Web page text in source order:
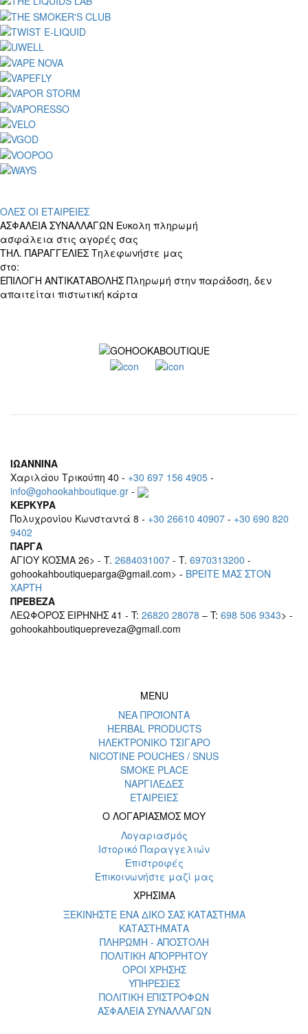
ΟΛΕΣ ΟΙ ΕΤΑΙΡΕΙΕΣ
ΑΣΦΑΛΕΙΑ ΣΥΝΑΛΛΑΓΩΝ Ευκολη πληρωμή
ασφάλεια στις αγορές σας
ΤΗΛ. ΠΑΡΑΓΓΕΛΙΕΣ Τηλεφωνήστε μας
στο:
ΕΠΙΛΟΓΗ ΑΝΤΙΚΑΤΑΒΟΛΗΣ Πληρωμή στην παράδοση, δεν
απαιτείται πιστωτική κάρτα
ΙΩΑΝΝΙΝΑ
Χαριλάου Τρικούπη 40 - +30 697 156 4905 -
info@gohookahboutique.gr -
ΚΕΡΚΥΡΑ
Πολυχρονίου Κωνσταντά 8 - +30 26610 40907 - +30 690 820
9402
ΠΑΡΓΑ
ΑΓΙΟΥ ΚΟΣΜΑ 26> - T. 2684031007 - T. 6970313200 -
gohookahboutiqueparga@gmail.com> - BΡEITE MAΣ ΣΤΟΝ
ΧΑΡΤΗ
ΠΡΕΒΕΖΑ
ΛΕΩΦΟΡΟΣ ΕΙΡΗΝΗΣ 41 - T: 26820 28078 – T: 698 506 9343> -
gohookahboutiquepreveza@gmail.com
MENU
ΝΕΑ ΠΡΟΪΟΝΤΑ
HERBAL PRODUCTS
ΗΛΕΚΤΡΟΝΙΚΟ ΤΣΙΓΑΡΟ
NICOTINE POUCHES / SNUS
SMOKE PLACE
ΝΑΡΓΙΛΕΔΕΣ
ΕΤΑΙΡΕΙΕΣ
Ο ΛΟΓΑΡΙΑΣΜΟΣ ΜΟΥ
Λογαριασμός
Ιστορικό Παραγγελιών
Επιστροφές
Επικοινωνήστε μαζί μας
ΧΡΗΣΙΜΑ
ΞΕΚΙΝΗΣΤΕ ΕΝΑ ΔΙΚΟ ΣΑΣ ΚΑΤΑΣΤΗΜΑ
ΚΑΤΑΣΤΗΜΑΤΑ
ΠΛΗΡΩΜΗ - ΑΠΟΣΤΟΛΗ
ΠΟΛΙΤΙΚΗ ΑΠΟΡΡΗΤΟΥ
ΟΡΟΙ ΧΡΗΣΗΣ
ΥΠΗΡΕΣΙΕΣ
ΠΟΛΙΤΙΚΗ ΕΠΙΣΤΡΟΦΩΝ
ΑΣΦΑΛΕΙΑ ΣΥΝΑΛΛΑΓΩΝ